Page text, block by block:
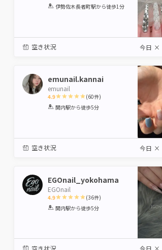
1 2 3 4 5
伊勢佐木長者町駅から徒歩1分
空き状況 今日 ×
emunail.kannai
emunail
4.9
1 2 3 4 5
(60件)
関内駅から徒歩5分
空き状況 今日 ×
EGOnail_yokohama
EGOnail
4.9
1 2 3 4 5
(36件)
関内駅から徒歩5分
空き状況